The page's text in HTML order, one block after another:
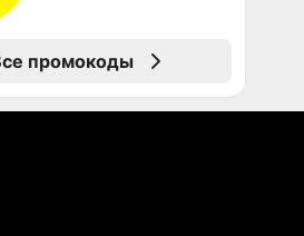
промокоды